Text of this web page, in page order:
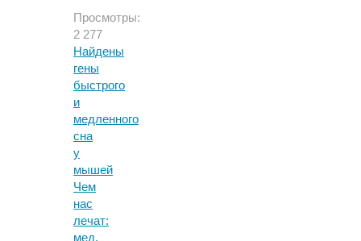
Просмотры:
2 277
Найдены
гены
быстрого
и
медленного
сна
у
мышей
Чем
нас
лечат:
мед,